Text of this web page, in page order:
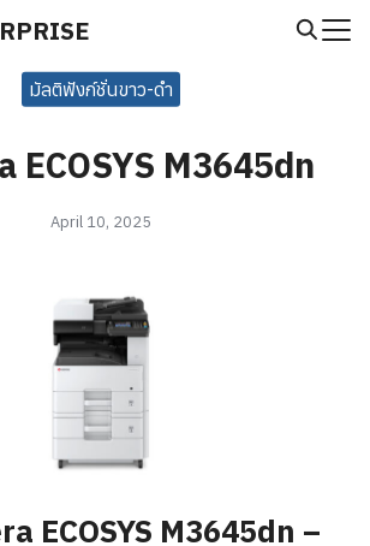
มัลติฟังก์ชั่นขาว-ดำ
ECOSYS M3645dn
April 10, 2025
ECOSYS M3645dn –